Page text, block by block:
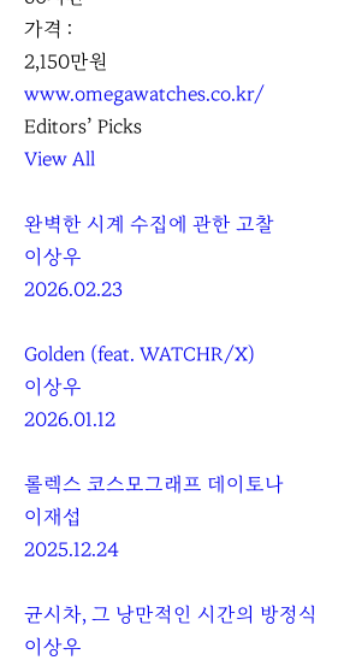
가격 :
2,150만원
www.omegawatches.co.kr/
Editors’ Picks
View All
완벽한 시계 수집에 관한 고찰
이상우
2026.02.23
Golden (feat. WATCHR/X)
이상우
2026.01.12
롤렉스 코스모그래프 데이토나
이재섭
2025.12.24
균시차, 그 낭만적인 시간의 방정식
이상우